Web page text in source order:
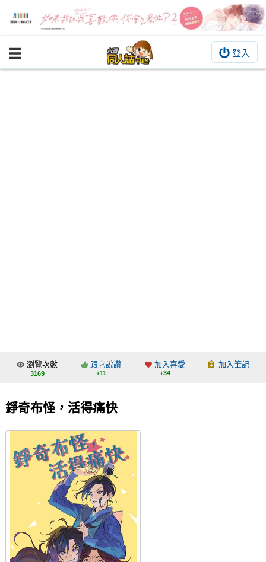
登入
BOOKY書集倉庫
交流中心
會員功能選單
註冊會員
登入
瀏覽次數
3169
跟它說讚
+11
加入喜愛
+34
加入筆記
錚奇布怪，活得痛快